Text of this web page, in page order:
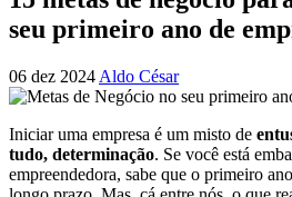
seu primeiro ano de
06 dez 2024 Aldo César
Iniciar uma empresa é um misto de
tudo, determinação. Se você está
empreendedora, sabe que o primeiro